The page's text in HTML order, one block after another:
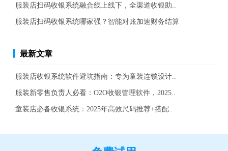
服装店扫码收银系统融合线上线下，全渠道收银助..
服装店扫码收银系统哪家强？智能对账加速财务结算
最新文章
服装店收银系统软件避坑指南：专为童装连锁设计..
服装新零售负责人必看：O2O收银管理软件，2025..
童装店必备收银系统：2025年高效尺码推荐+搭配..